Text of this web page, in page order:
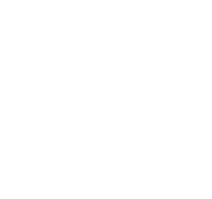
BOXSTER 2.7I PDK
Écran multifonction